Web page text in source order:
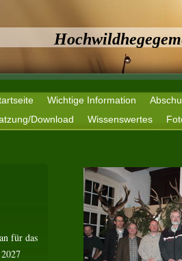
Wichtige Information
Download
Wissenswertes
für das